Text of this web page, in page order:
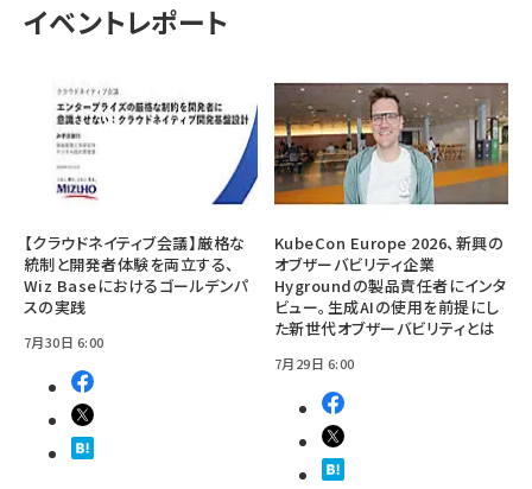
イベントレポート
【クラウドネイティブ会議】厳格な
統制と開発者体験を両立する、
Wiz Baseにおけるゴールデンパ
スの実践
7月30日 6:00
KubeCon Europe 2026、新興の
オブザーバビリティ企業
Hygroundの製品責任者にインタ
ビュー。生成AIの使用を前提にし
た新世代オブザーバビリティとは
7月29日 6:00